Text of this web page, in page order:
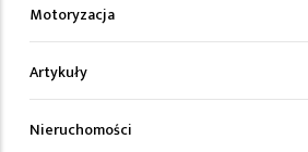
Motoryzacja
Artykuły
Nieruchomości